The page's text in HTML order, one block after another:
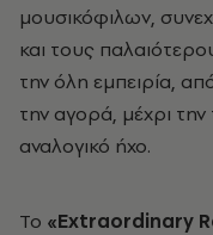
μουσικόφιλων,
και τους
την όλη εμπειρία,
την αγορά, μέχρι
αναλογικό ήχο.
Το «Extraordinary